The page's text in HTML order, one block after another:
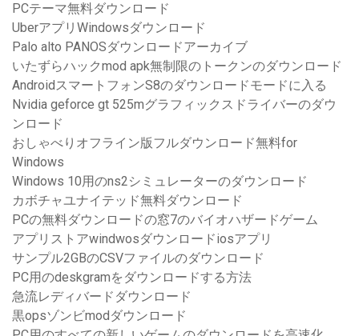
PCテーマ無料ダウンロード
UberアプリWindowsダウンロード
Palo alto PANOSダウンロードアーカイブ
いたずらハックmod apk無制限のトークンのダウンロード
AndroidスマートフォンS8のダウンロードモードに入る
Nvidia geforce gt 525mグラフィックスドライバーのダウ
ンロード
おしゃべりオフライン版フルダウンロード無料for
Windows
Windows 10用のns2シミュレーターのダウンロード
カボチャユナイテッド無料ダウンロード
PCの無料ダウンロードの窓7のバイオハザードゲーム
アプリストアwindwosダウンロードiosアプリ
サンプル2GBのCSVファイルのダウンロード
PC用のdeskgramをダウンロードする方法
急流レディバードダウンロード
黒opsゾンビmodダウンロード